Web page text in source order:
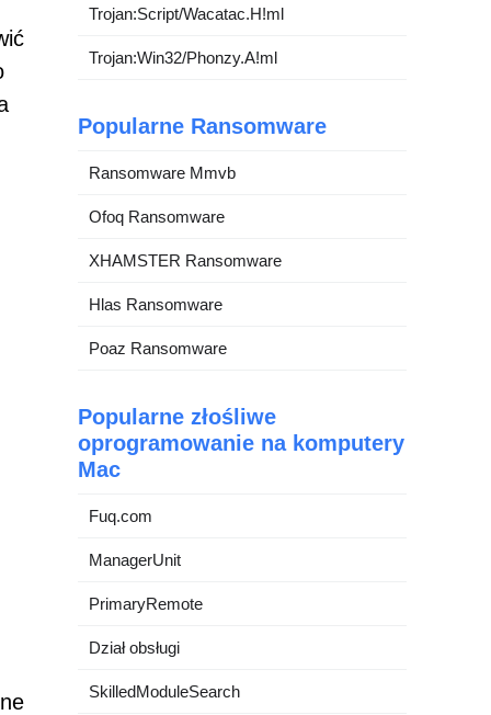
Trojan:Script/Wacatac.H!ml
Trojan:Win32/Phonzy.A!ml
Popularne Ransomware
Ransomware Mmvb
Ofoq Ransomware
XHAMSTER Ransomware
Hlas Ransomware
Poaz Ransomware
Popularne złośliwe
oprogramowanie na komputery
Mac
Fuq.com
ManagerUnit
PrimaryRemote
Dział obsługi
SkilledModuleSearch